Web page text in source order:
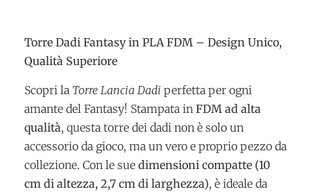
Torre Dadi Fantasy in PLA FDM – Design Unico,
Qualità Superiore
Scopri la Torre Lancia Dadi perfetta per ogni
amante del Fantasy! Stampata in FDM ad alta
qualità, questa torre dei dadi non è solo un
accessorio da gioco, ma un vero e proprio pezzo da
collezione. Con le sue dimensioni compatte (10
cm di altezza, 2,7 cm di larghezza), è ideale da